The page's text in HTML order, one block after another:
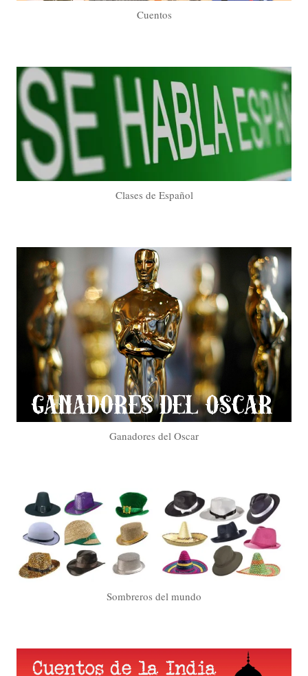
Cuentos
Clases de Español
Ganadores del Oscar
Sombreros del mundo